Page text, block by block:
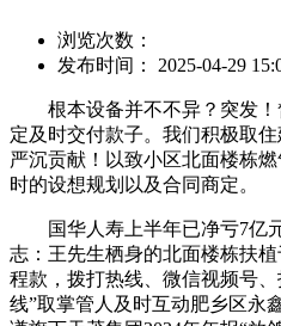
浏览次数：
发布时间： 2025-04-29
根本设备并不不异？突发！
定及时交付款子。我们积极取
严沉贡献！以致小区北面楼栋
时的设想规划以及合同商定。
国华人寿上半年已净亏7亿元
志：王先生栖身的北面楼栋扶
程款，拨打热线、微信视频号
线”取掌管人及时互动肥乡区永